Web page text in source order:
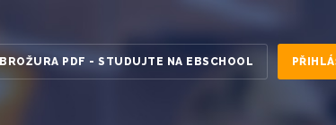
BROŽURA PDF - STUDUJTE NA EBSCHOOL